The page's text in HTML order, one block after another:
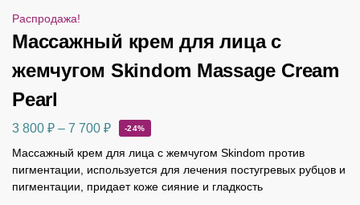
Распродажа!
Массажный крем для лица с
жемчугом Skindom Massage Cream
Pearl
3 800 ₽ – 7 700 ₽ -24%
Массажный крем для лица с жемчугом Skindom против
пигментации, используется для лечения постугревых рубцов и
пигментации, придает коже сияние и гладкость